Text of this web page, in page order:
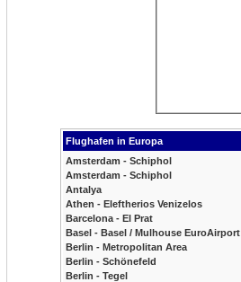
Flughafen in Europa
Amsterdam - Schiphol
Amsterdam - Schiphol
Antalya
Athen - Eleftherios Venizelos
Barcelona - El Prat
Basel - Basel / Mulhouse EuroAirport
Berlin - Metropolitan Area
Berlin - Schönefeld
Berlin - Tegel